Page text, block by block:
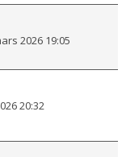
2026 19:05
20:32